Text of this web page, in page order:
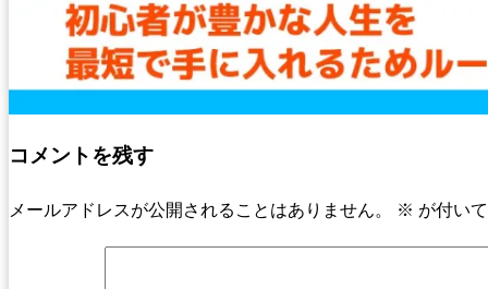
コメントを残す
メールアドレスが公開されることはありません。 ※ が付い